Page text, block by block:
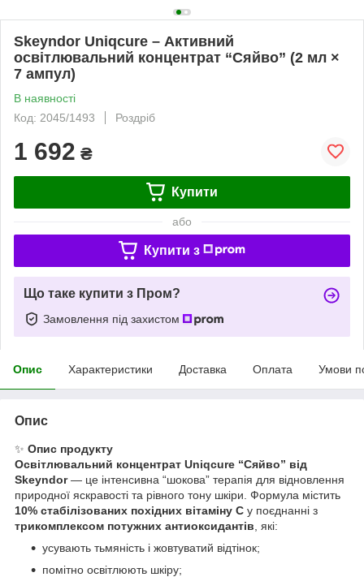
Skeyndor Uniqcure – Активний
освітлювальний концентрат “Сяйво” (2 мл ×
7 ампул)
В наявності
Код: 2045/1493
Роздріб
1 692 ₴
Купити
або
Купити з
Що таке купити з Пром?
Замовлення під захистом
Опис Характеристики Доставка Оплата Умови
Опис
✨ Опис продукту
Освітлювальний концентрат Uniqcure “Сяйво” від
Skeyndor— це інтенсивна “шокова” терапія для відновлення
природної яскравості та рівного тону шкіри. Формула містить
10% стабілізованих похідних вітаміну С у поєднанні з
трикомплексом потужних антиоксидантів , які:
усувають тьмяність і жовтуватий відтінок;
помітно освітлюють шкіру;